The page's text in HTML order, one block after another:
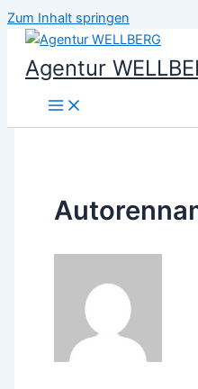
Zum Inhalt springen
Agentur